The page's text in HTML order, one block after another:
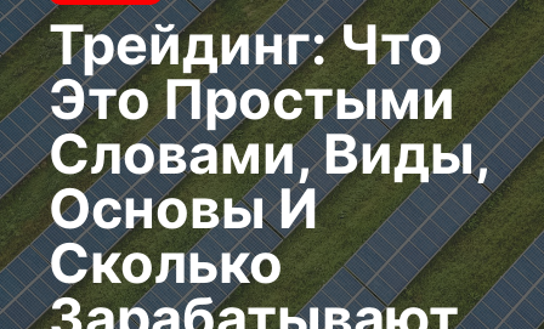
Трейдинг: Что
Это Простыми
Словами, Виды,
Основы И
Сколько